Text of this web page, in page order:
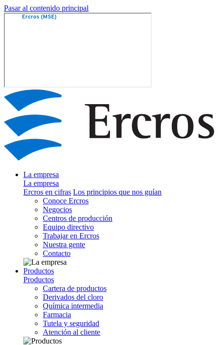
Pasar al contenido principal
La empresa
La empresa
Ercros en cifras Los principios que nos guían
Conoce Ercros
Negocios
Centros de producción
Equipo directivo
Trabajar en Ercros
Nuestra gente
Contacto
Productos
Productos
Cartera de productos
Derivados del cloro
Química intermedia
Farmacia
Tutela y seguridad
Atención al cliente